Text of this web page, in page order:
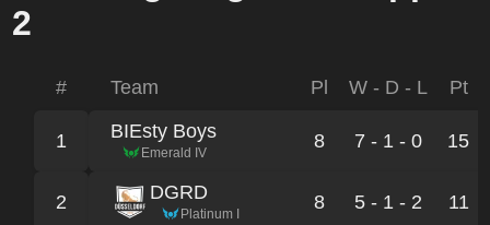
2
# Team Pl W - D - L Pt
1 BIEsty Boys
Emerald IV
8 7 - 1 - 0 15
2 DGRD
Platinum I
8 5 - 1 - 2 11